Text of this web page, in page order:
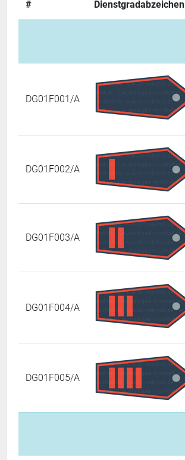
# Dienstgradabzeichen
DG01F001/A
DG01F002/A
DG01F003/A
DG01F004/A
DG01F005/A